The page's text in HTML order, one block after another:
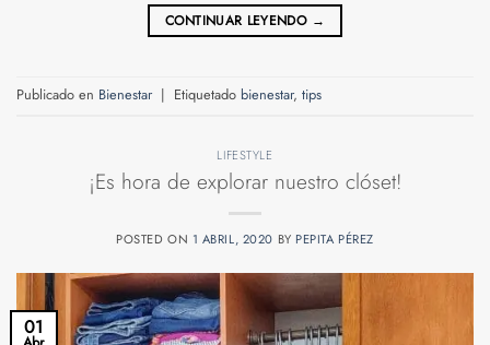
CONTINUAR LEYENDO →
Publicado en Bienestar | Etiquetado bienestar, tips
LIFESTYLE
¡Es hora de explorar nuestro clóset!
POSTED ON 1 ABRIL, 2020 BY PEPITA PÉREZ
01